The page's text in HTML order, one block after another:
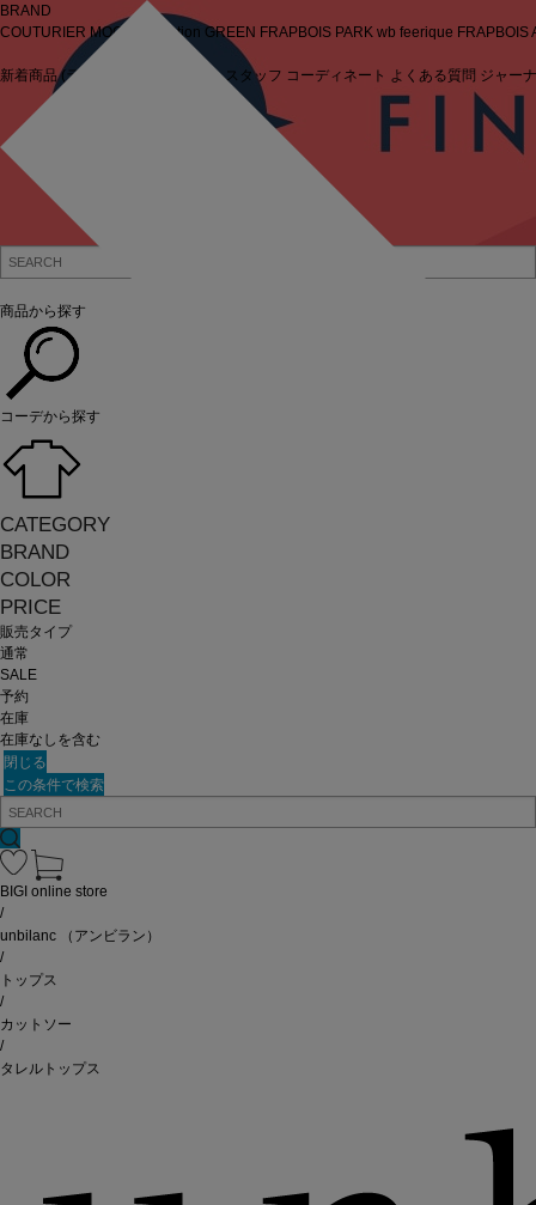
商品から探す
コーデから探す
CATEGORY
BRAND
COLOR
PRICE
販売タイプ
通常
SALE
予約
在庫
在庫なしを含む
閉じる
この条件で検索
BRAND
COUTURIER MOGA Collection GREEN FRAPBOIS PARK wb feerique FRAPBOIS
新着商品 (ライブ) セール スタッフ コーディネート よくある質問 ジャー
BIGI online store
/
unbilanc
（アンビラン）
/
トップス
/
カットソー
/
タレルトップス